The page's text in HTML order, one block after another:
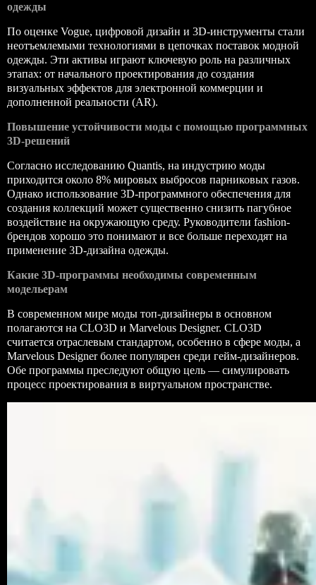
одежды
По оценке Vogue, цифровой дизайн и 3D-инструменты стали
неотъемлемыми технологиями в цепочках поставок модной
одежды. Эти активы играют ключевую роль на различных
этапах: от начального проектирования до создания
визуальных эффектов для электронной коммерции и
дополненной реальности (AR).
Повышение устойчивости моды с помощью программных
3D-решений
Согласно исследованию Quantis, на индустрию моды
приходится около 8% мировых выбросов парниковых газов.
Однако использование 3D-программного обеспечения для
создания коллекций может существенно снизить пагубное
воздействие на окружающую среду. Руководители fashion-
брендов хорошо это понимают и все больше переходят на
применение 3D-дизайна одежды.
Какие 3D-программы необходимы современным
модельерам
В современном мире моды топ-дизайнеры в основном
полагаются на CLO3D и Marvelous Designer. CLO3D
считается отраслевым стандартом, особенно в сфере моды, а
Marvelous Designer более популярен среди гейм-дизайнеров.
Обе программы преследуют общую цель — симулировать
процесс проектирования в виртуальном пространстве.